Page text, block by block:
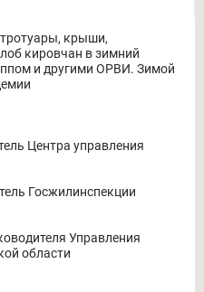
крыши,
кировчан в зимний
и другими ОРВИ. Зимой
Центра управления
Госжилинспекции
Управления
области